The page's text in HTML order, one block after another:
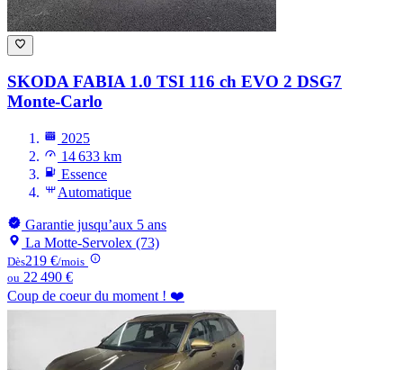
SKODA FABIA 1.0 TSI 116 ch EVO 2 DSG7
Monte-Carlo
2025
14 633 km
Essence
Automatique
Garantie jusqu’aux 5 ans
La Motte-Servolex (73)
Dès219 €/mois
ou 22 490 €
Coup de coeur du moment ! ❤️